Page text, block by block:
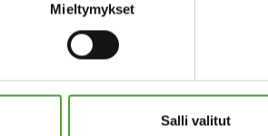
Mieltymykset
Salli valitut